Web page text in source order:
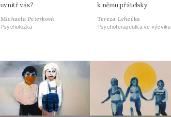
uvnitř vás?
Michaela Peterková
Psycholožka
k němu přátelsky.
Tereza Lehečka
Psychoterapeutka ve výcviku